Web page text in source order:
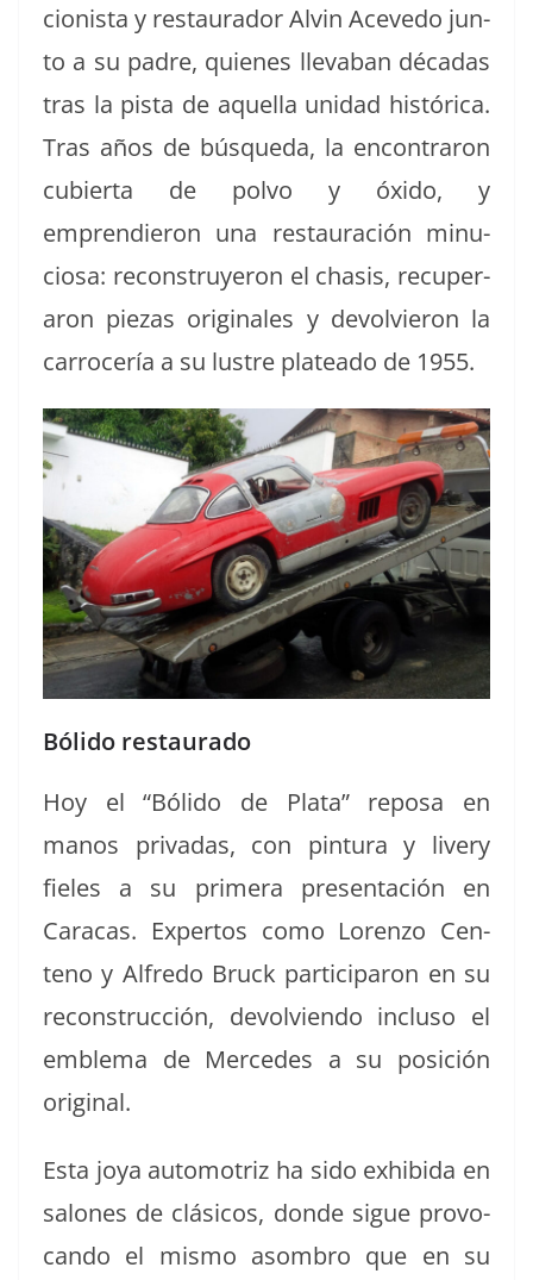
cionista y restau­rador Alvin Aceve­do jun­
to a su padre, quienes llev­a­ban décadas
tras la pista de aque­l­la unidad históri­ca.
Tras años de búsque­da, la encon­traron
cubier­ta de pol­vo y óxi­do, y
emprendieron una restau­ración min­u­
ciosa: recon­struyeron el cha­sis, recu­per­
aron piezas orig­i­nales y devolvieron la
car­ro­cería a su lus­tre platea­do de 1955.
Bólido restaurado
Hoy el “Bóli­do de Pla­ta” reposa en
manos pri­vadas, con pin­tu­ra y liv­ery
fieles a su primera pre­sentación en
Cara­cas. Exper­tos como Loren­zo Cen­
teno y Alfre­do Bruck par­tic­i­paron en su
recon­struc­ción, devolvien­do inclu­so el
emble­ma de Mer­cedes a su posi­ción
original.
Esta joya auto­motriz ha sido exhibi­da en
salones de clási­cos, donde sigue provo­
can­do el mis­mo asom­bro que en su